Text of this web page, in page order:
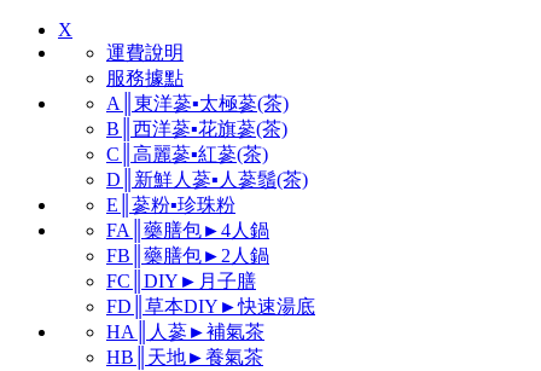
X
運費說明
服務據點
A║東洋蔘▪太極蔘(茶)
B║西洋蔘▪花旗蔘(茶)
C║高麗蔘▪紅蔘(茶)
D║新鮮人蔘▪人蔘鬚(茶)
E║蔘粉▪珍珠粉
FA║藥膳包►4人鍋
FB║藥膳包►2人鍋
FC║DIY►月子膳
FD║草本DIY►快速湯底
HA║人蔘►補氣茶
HB║天地►養氣茶